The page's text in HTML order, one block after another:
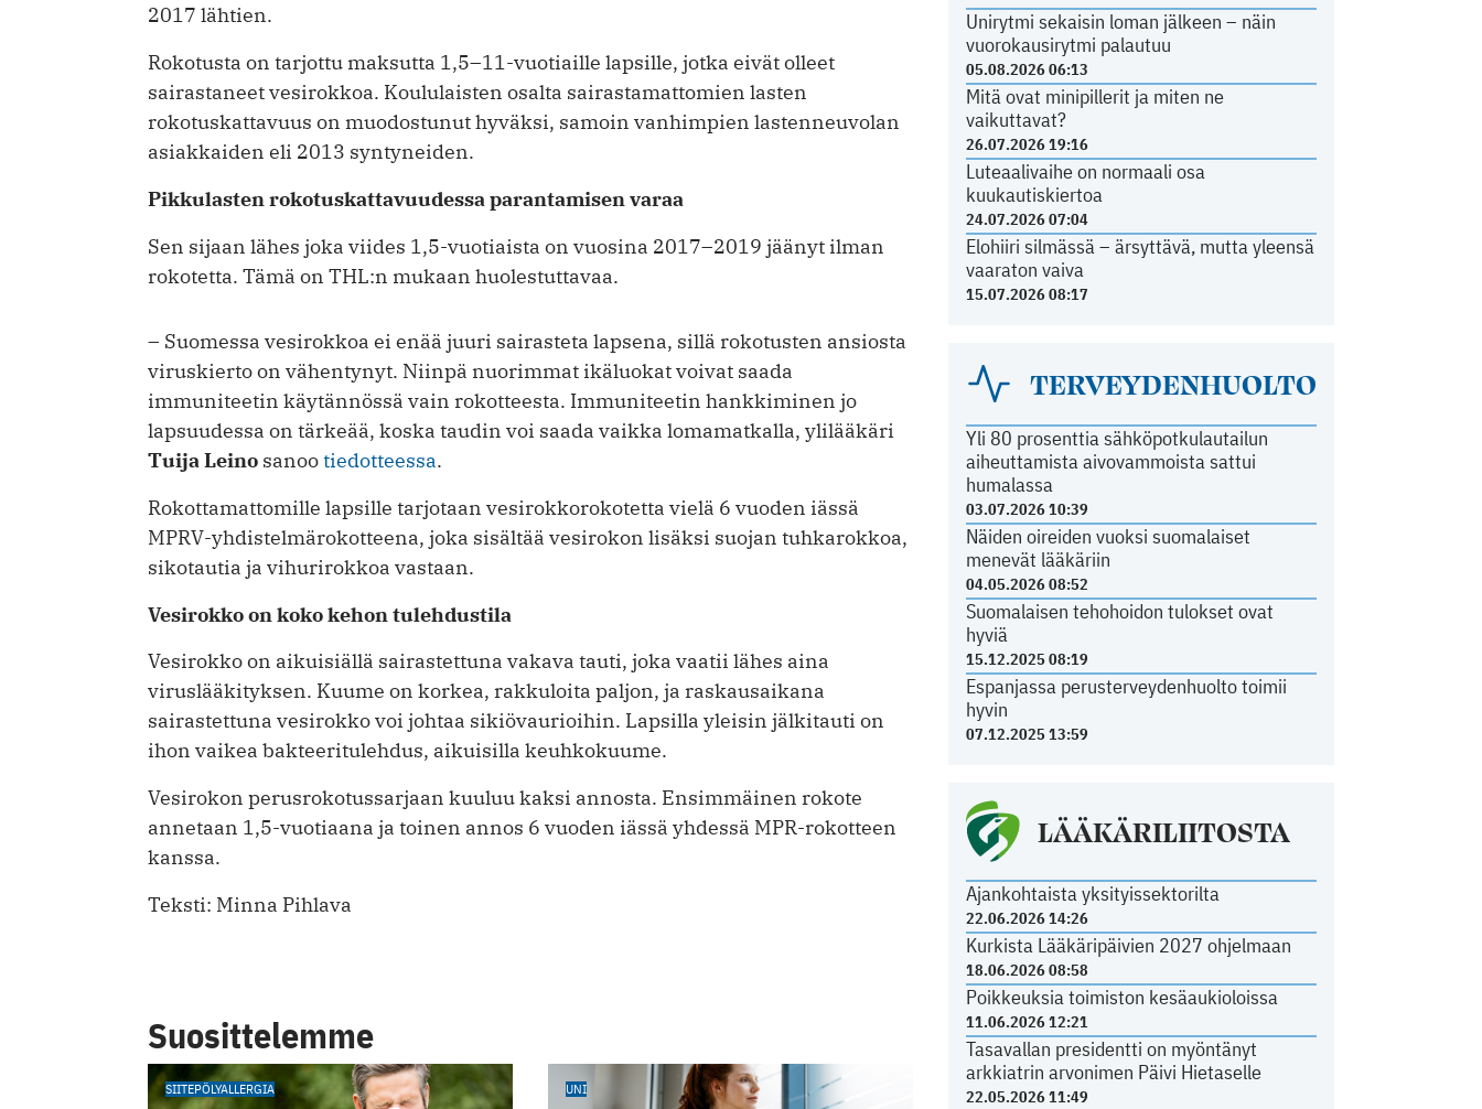
Unirytmi sekaisin loman jälkeen – näin
vuorokausirytmi palautuu
05.08.2026 06:13
Mitä ovat minipillerit ja miten ne
vaikuttavat?
26.07.2026 19:16
Luteaalivaihe on normaali osa
kuukautiskiertoa
24.07.2026 07:04
Elohiiri silmässä – ärsyttävä, mutta yleensä
vaaraton vaiva
15.07.2026 08:17
TERVEYDENHUOLTO
Yli 80 prosenttia sähköpotkulautailun
aiheuttamista aivovammoista sattui
humalassa
03.07.2026 10:39
Näiden oireiden vuoksi suomalaiset
menevät lääkäriin
04.05.2026 08:52
Suomalaisen tehohoidon tulokset ovat
hyviä
15.12.2025 08:19
Espanjassa perusterveydenhuolto toimii
hyvin
07.12.2025 13:59
LÄÄKÄRILIITOSTA
Ajankohtaista yksityissektorilta
22.06.2026 14:26
Kurkista Lääkäripäivien 2027 ohjelmaan
18.06.2026 08:58
Poikkeuksia toimiston kesäaukioloissa
11.06.2026 12:21
Tasavallan presidentti on myöntänyt
arkkiatrin arvonimen Päivi Hietaselle
22.05.2026 11:49
2017 lähtien.
Rokotusta on tarjottu maksutta 1,5–11-vuotiaille lapsille, jotka eivät olleet
sairastaneet vesirokkoa. Koululaisten osalta sairastamattomien lasten
rokotuskattavuus on muodostunut hyväksi, samoin vanhimpien lastenneuvolan
asiakkaiden eli 2013 syntyneiden.
Pikkulasten rokotuskattavuudessa parantamisen varaa
Sen sijaan lähes joka viides 1,5-vuotiaista on vuosina 2017–2019 jäänyt ilman
rokotetta. Tämä on THL:n mukaan huolestuttavaa.
– Suomessa vesirokkoa ei enää juuri sairasteta lapsena, sillä rokotusten ansiosta
viruskierto on vähentynyt. Niinpä nuorimmat ikäluokat voivat saada
immuniteetin käytännössä vain rokotteesta. Immuniteetin hankkiminen jo
lapsuudessa on tärkeää, koska taudin voi saada vaikka lomamatkalla, ylilääkäri
Tuija Leino sanootiedotteessa.
Rokottamattomille lapsille tarjotaan vesirokkorokotetta vielä 6 vuoden iässä
MPRV-yhdistelmärokotteena, joka sisältää vesirokon lisäksi suojan tuhkarokkoa,
sikotautia ja vihurirokkoa vastaan.
Vesirokko on koko kehon tulehdustila
Vesirokko on aikuisiällä sairastettuna vakava tauti, joka vaatii lähes aina
viruslääkityksen. Kuume on korkea, rakkuloita paljon, ja raskausaikana
sairastettuna vesirokko voi johtaa sikiövaurioihin. Lapsilla yleisin jälkitauti on
ihon vaikea bakteeritulehdus, aikuisilla keuhkokuume.
Vesirokon perusrokotussarjaan kuuluu kaksi annosta. Ensimmäinen rokote
annetaan 1,5-vuotiaana ja toinen annos 6 vuoden iässä yhdessä MPR-rokotteen
kanssa.
Teksti: Minna Pihlava
Suosittelemme
SIITEPÖLYALLERGIA UNI